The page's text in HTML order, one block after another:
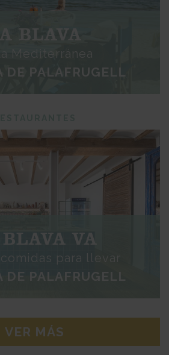
BLAVA
Mediterránea
DE PALAFRUGELL
VA
para llevar
PALAFRUGELL
VER MÁS